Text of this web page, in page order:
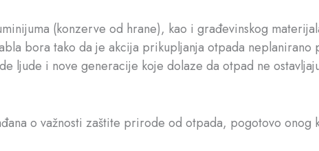
(konzerve od hrane), kao i građevinskog
bora tako da je akcija prikupljanja otpada neplanirano
ljude i nove generacije koje dolaze da otpad ne
o važnosti zaštite prirode od otpada, pogotovo onog